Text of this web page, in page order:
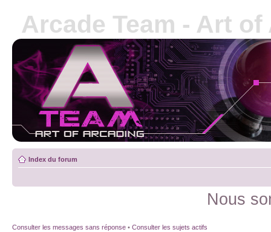
Arcade Team - Art
Index du forum
Nous
Consulter les messages sans réponse • Consulter les sujets actifs